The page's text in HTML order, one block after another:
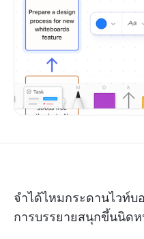
จำได้ไหมกระดานไวท์บ
การบรรยายสนุกขึ้นนิด